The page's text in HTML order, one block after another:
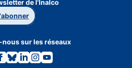
de l'Inalco
sur les réseaux
Lien
vers
Lien
vers
Lien
vers
Lien
vers